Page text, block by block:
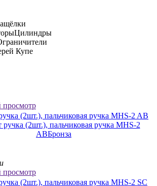
Цилиндры
Купе
ручка (2шт.), пальчиковая ручка MHS-2
ABБронза